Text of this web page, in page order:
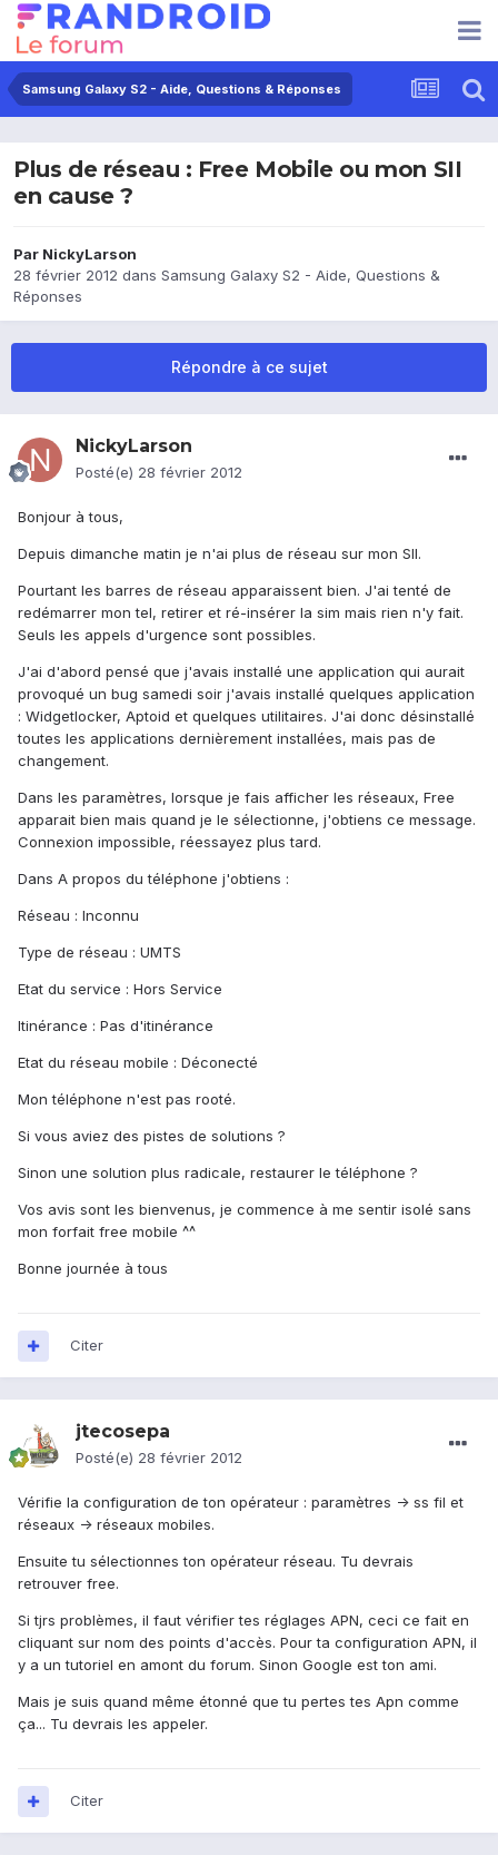
Samsung Galaxy S2 - Aide, Questions & Réponses
Plus de réseau : Free Mobile ou mon SII
en cause ?
Par NickyLarson
28 février 2012 dans Samsung Galaxy S2 - Aide, Questions &
Réponses
Répondre à ce sujet
NickyLarson
Posté(e) 28 février 2012
Bonjour à tous,
Depuis dimanche matin je n'ai plus de réseau sur mon SII.
Pourtant les barres de réseau apparaissent bien. J'ai tenté de
redémarrer mon tel, retirer et ré-insérer la sim mais rien n'y fait.
Seuls les appels d'urgence sont possibles.
J'ai d'abord pensé que j'avais installé une application qui aurait
provoqué un bug samedi soir j'avais installé quelques application
: Widgetlocker, Aptoid et quelques utilitaires. J'ai donc désinstallé
toutes les applications dernièrement installées, mais pas de
changement.
Dans les paramètres, lorsque je fais afficher les réseaux, Free
apparait bien mais quand je le sélectionne, j'obtiens ce message.
Connexion impossible, réessayez plus tard.
Dans A propos du téléphone j'obtiens :
Réseau : Inconnu
Type de réseau : UMTS
Etat du service : Hors Service
Itinérance : Pas d'itinérance
Etat du réseau mobile : Déconecté
Mon téléphone n'est pas rooté.
Si vous aviez des pistes de solutions ?
Sinon une solution plus radicale, restaurer le téléphone ?
Vos avis sont les bienvenus, je commence à me sentir isolé sans
mon forfait free mobile ^^
Bonne journée à tous
Citer
jtecosepa
Posté(e) 28 février 2012
Vérifie la configuration de ton opérateur : paramètres -> ss fil et
réseaux -> réseaux mobiles.
Ensuite tu sélectionnes ton opérateur réseau. Tu devrais
retrouver free.
Si tjrs problèmes, il faut vérifier tes réglages APN, ceci ce fait en
cliquant sur nom des points d'accès. Pour ta configuration APN, il
y a un tutoriel en amont du forum. Sinon Google est ton ami.
Mais je suis quand même étonné que tu pertes tes Apn comme
ça... Tu devrais les appeler.
Citer